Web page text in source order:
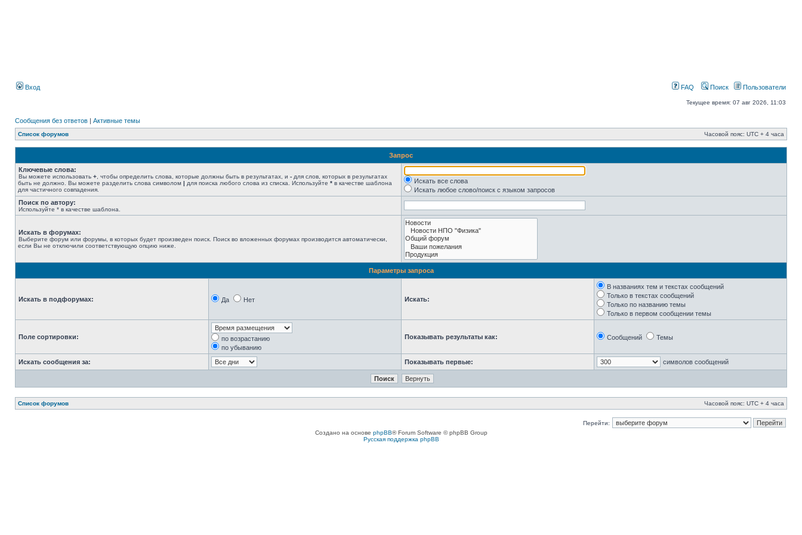
Вход FAQ Поиск Пользователи
Текущее время: 07 авг 2026, 11:03
Сообщения без ответов | Активные темы
Список форумов Часовой пояс: UTC + 4 часа
Запрос
Ключевые слова:
Вы можете использовать + , чтобы определить слова, которые должны быть в результатах, и - для слов, которых в результатах
быть не должно. Вы можете разделить слова символом | для поиска любого слова из списка. Используйте * в качестве шаблона
для частичного совпадения.
Искать все слова
Искать любое слово/поиск с языком запросов
Поиск по автору:
Используйте * в качестве шаблона.
Искать в форумах:
Выберите форум или форумы, в которых будет произведен поиск. Поиск во вложенных форумах производится автоматически,
если Вы не отключили соответствующую опцию ниже.
Параметры запроса
Искать в подфорумах: Да Нет Искать:
В названиях тем и текстах сообщений
Только в текстах сообщений
Только по названию темы
Только в первом сообщении темы
Поле сортировки:
по возрастанию
по убыванию
Показывать результаты как: Сообщений Темы
Искать сообщения за: Показывать первые: символов сообщений
Список форумов Часовой пояс: UTC + 4 часа
Перейти:
Создано на основе phpBB® Forum Software © phpBB Group
Русская поддержка phpBB